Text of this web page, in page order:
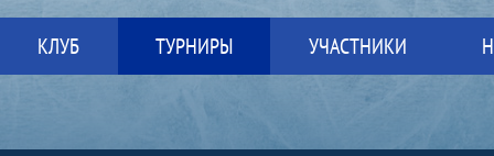
КЛУБ ТУРНИРЫ УЧАСТНИКИ